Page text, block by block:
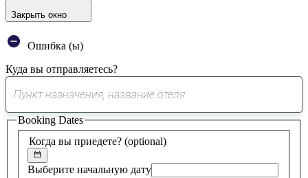
Закрыть окно
Ошибка (ы)
Куда вы отправляетесь?
0
предложение
найдено
Когда вы приедете? (optional)
Выберите начальную дату
Booking Dates